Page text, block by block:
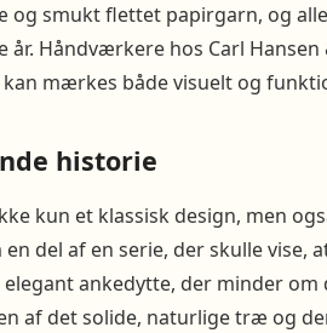
og smukt flettet papirgarn, og
år. Håndværkere hos Carl
mærkes både visuelt og
historie
kun et klassisk design, men
del af en serie, der skulle
ankedytte, der minder
af det solide, naturlige træ og